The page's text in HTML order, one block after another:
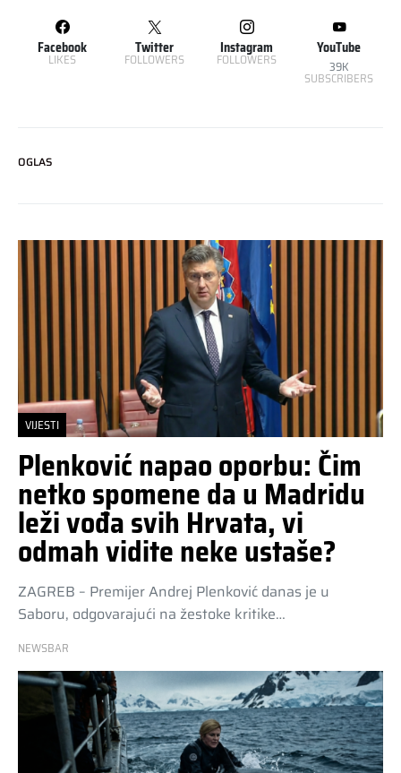
Facebook
LIKES
Twitter
FOLLOWERS
Instagram
FOLLOWERS
YouTube
39K
SUBSCRIBERS
OGLAS
VIJESTI
Plenković napao oporbu: Čim
netko spomene da u Madridu
leži vođa svih Hrvata, vi
odmah vidite neke ustaše?
ZAGREB – Premijer Andrej Plenković danas je u
Saboru, odgovarajući na žestoke kritike…
NEWSBAR